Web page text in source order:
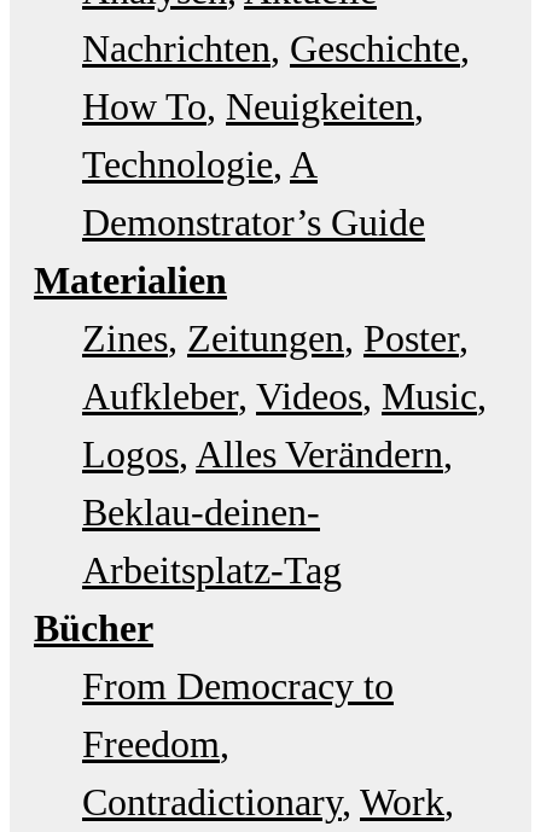
Nachrichten Geschichte
How To Neuigkeiten
Technologie A
Demonstrator’s Guide
Materialien
Zines Zeitungen Poster
Aufkleber Videos Music
Logos Alles Verändern
Beklau-deinen-
Arbeitsplatz-Tag
Bücher
From Democracy to
Freedom
Contradictionary Work